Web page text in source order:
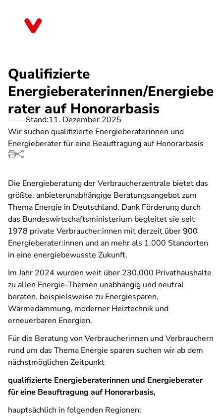
Qualifizierte
Energieberaterinnen/Energiebe
rater auf Honorarbasis
Stand:11. Dezember 2025
Wir suchen qualifizierte Energieberaterinnen und
Energieberater für eine Beauftragung auf Honorarbasis
Die Energieberatung der Verbraucherzentrale bietet das
größte, anbieterunabhängige Beratungsangebot zum
Thema Energie in Deutschland. Dank Förderung durch
das Bundeswirtschaftsministerium begleitet sie seit
1978 private Verbraucher:innen mit derzeit über 900
Energieberater:innen und an mehr als 1.000 Standorten
in eine energiebewusste Zukunft.
Im Jahr 2024 wurden weit über 230.000 Privathaushalte
zu allen Energie-Themen unabhängig und neutral
beraten, beispielsweise zu Energiesparen,
Wärmedämmung, moderner Heiztechnik und
erneuerbaren Energien.
Für die Beratung von Verbraucherinnen und Verbrauchern
rund um das Thema Energie sparen suchen wir ab dem
nächstmöglichen Zeitpunkt
qualifizierte Energieberaterinnen und Energieberater
für eine Beauftragung auf Honorarbasis,
hauptsächlich in folgenden Regionen: